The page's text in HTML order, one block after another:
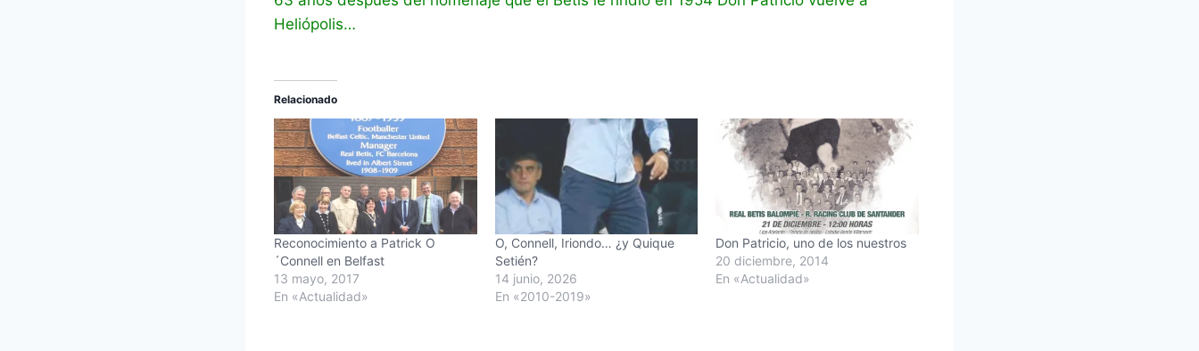
Heliópolis…
Relacionado
Reconocimiento a Patrick O
´Connell en Belfast
13 mayo, 2017
En «Actualidad»
O, Connell, Iriondo… ¿y Quique
Setién?
14 junio, 2026
En «2010-2019»
Don Patricio, uno de los nuestros
20 diciembre, 2014
En «Actualidad»